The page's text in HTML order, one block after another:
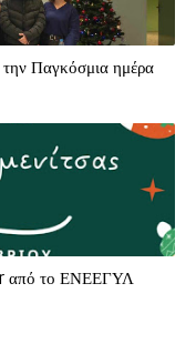
Παγκόσμια ημέρα
από το ΕΝΕΕΓΥΛ